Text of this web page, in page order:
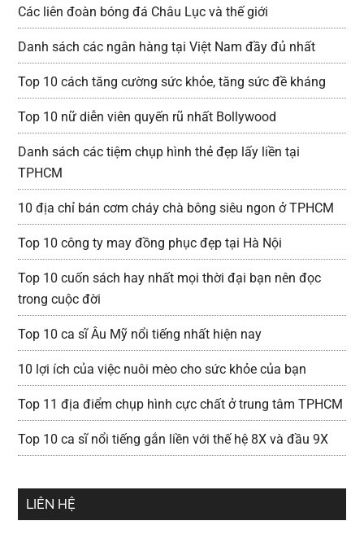
Các liên đoàn bóng đá Châu Lục và thế giới
Danh sách các ngân hàng tại Việt Nam đầy đủ nhất
Top 10 cách tăng cường sức khỏe, tăng sức đề kháng
Top 10 nữ diễn viên quyến rũ nhất Bollywood
Danh sách các tiệm chụp hình thẻ đẹp lấy liền tại
TPHCM
10 địa chỉ bán cơm cháy chà bông siêu ngon ở TPHCM
Top 10 công ty may đồng phục đẹp tại Hà Nội
Top 10 cuốn sách hay nhất mọi thời đại bạn nên đọc
trong cuộc đời
Top 10 ca sĩ Âu Mỹ nổi tiếng nhất hiện nay
10 lợi ích của việc nuôi mèo cho sức khỏe của bạn
Top 11 địa điểm chụp hình cực chất ở trung tâm TPHCM
Top 10 ca sĩ nổi tiếng gắn liền với thế hệ 8X và đầu 9X
LIÊN HỆ